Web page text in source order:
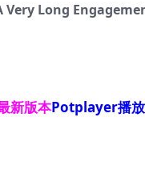
Very Long
新版本Potplayer播